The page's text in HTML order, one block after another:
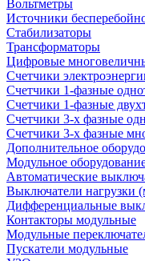
Вольтметры
Источники
Стабилизаторы
Трансформаторы
Цифровые
Счетчики
Счетчики 1-фазные
Счетчики 1-фазные
Счетчики 3-х фазные
Счетчики 3-х фазные
Дополнительное
Модульное
Автоматические
Выключатели нагрузки
Дифференциальные
Контакторы модульные
Модульные
Пускатели модульные